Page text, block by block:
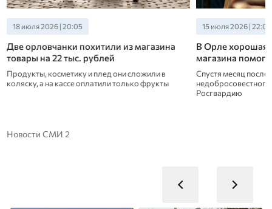
15 июля 2026 | 22:00
В Орле хорошая память администратора
магазина помогла найти вора
Спустя месяц после кражи сотрудник узнал
недобросовестного покупателя и вызвал
14 июля 2026 | 17:11
Орловские
раскрыли кражу
карты
Житель
о пропаже
Новости СМИ 2